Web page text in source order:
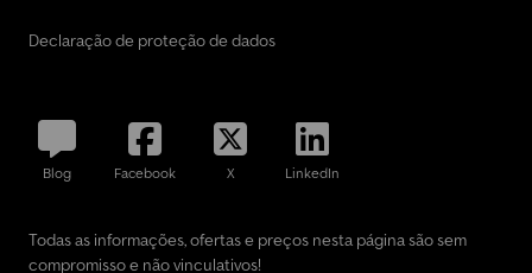
Declaração de proteção de dados
Blog Facebook X LinkedIn
Todas as informações, ofertas e preços nesta página são sem
compromisso e não vinculativos!